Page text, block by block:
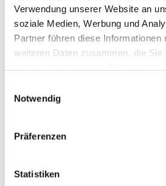
Verwendung unserer Website an
soziale Medien, Werbung und
Partner führen diese Informationen
weiteren Daten zusammen, die Sie
Notwendig
Präferenzen
Statistiken